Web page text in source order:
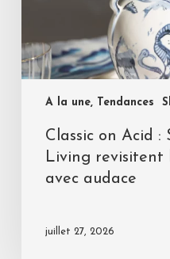
A la une, Tendances
Classic on Acid
Living revisitent
avec audace
juillet 27, 2026